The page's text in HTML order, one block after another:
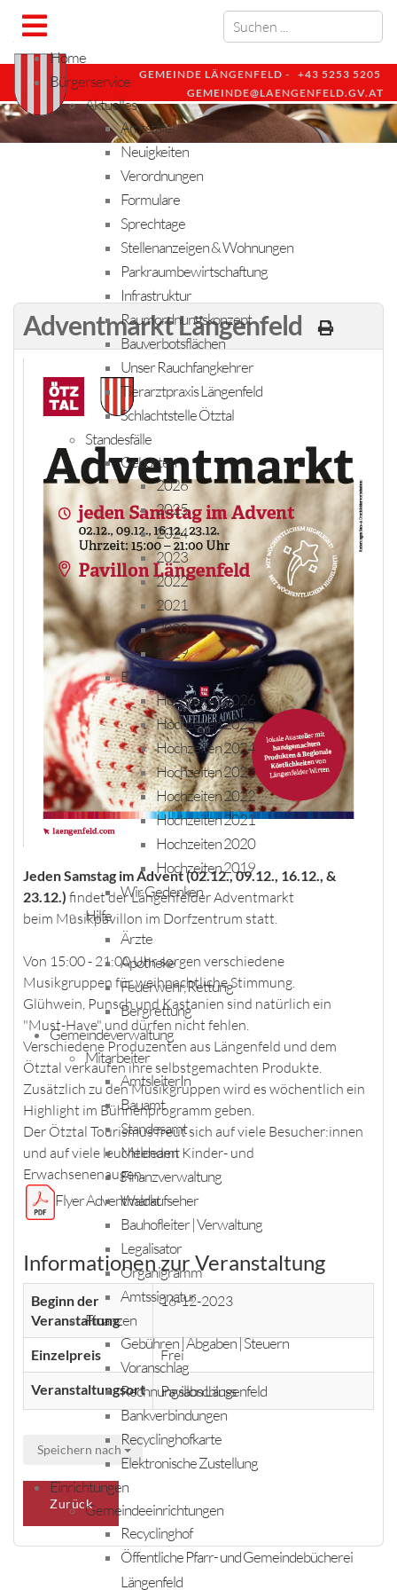
GEMEINDE LÄNGENFELD - +43 5253 5205
GEMEINDE@LAENGENFELD.GV.AT
Home
Bürgerservice
Aktuelles
Amtstafel
Neuigkeiten
Verordnungen
Formulare
Sprechtage
Stellenanzeigen & Wohnungen
Parkraumbewirtschaftung
Infrastruktur
Raumordnungskonzept
Bauverbotsflächen
Unser Rauchfangkehrer
Tierarztpraxis Längenfeld
Schlachtstelle Ötztal
Standesfälle
Geburten
2026
2025
2024
2023
2022
2021
2020
2019
Ehe
Hochzeiten 2026
Hochzeiten 2025
Hochzeiten 2024
Hochzeiten 2023
Hochzeiten 2022
Hochzeiten 2021
Hochzeiten 2020
Hochzeiten 2019
Wir Gedenken
Hilfe
Ärzte
Apotheke
Feuerwehr, Rettung
Bergrettung
Gemeindeverwaltung
Mitarbeiter
AmtsleiterIn
Bauamt
Standesamt
Meldeamt
Finanzverwaltung
Waldaufseher
Bauhofleiter | Verwaltung
Legalisator
Organigramm
Amtssignatur
Finanzen
Gebühren | Abgaben | Steuern
Voranschlag
Rechnungsabschluss
Bankverbindungen
Recyclinghofkarte
Elektronische Zustellung
Einrichtungen
Gemeindeeinrichtungen
Recyclinghof
Öffentliche Pfarr- und Gemeindebücherei
Längenfeld
Adventmarkt Längenfeld
Jeden Samstag im Advent (02.12., 09.12., 16.12., &
23.12.) findet der Längenfelder Adventmarkt
beim Musikpavillon im Dorfzentrum statt.
Von 15:00 - 21:00 Uhr sorgen verschiedene
Musikgruppen für weihnachtliche Stimmung.
Glühwein, Punsch und Kastanien sind natürlich ein
"Must-Have" und dürfen nicht fehlen.
Verschiedene Produzenten aus Längenfeld und dem
Ötztal verkaufen ihre selbstgemachten Produkte.
Zusätzlich zu den Musikgruppen wird es wöchentlich ein
Highlight im Bühnenprogramm geben.
Der Ötztal Tourismus freut sich auf viele Besucher:innen
und auf viele leuchtenden Kinder- und
Erwachsenenaugen.
Flyer Adventmarkt
Informationen zur Veranstaltung
Beginn der
Veranstaltung
16-12-2023
Einzelpreis Frei
Veranstaltungsort Pavillon Längenfeld
Speichern nach
Zurück